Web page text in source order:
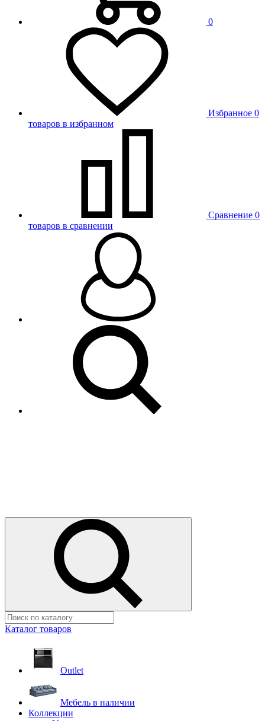
0
Избранное 0
товаров в избранном
Сравнение 0
товаров в сравнении
Каталог товаров
Outlet
Мебель в наличии
Коллекции